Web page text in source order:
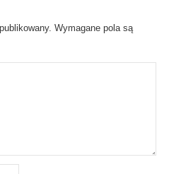
Wymagane pola są